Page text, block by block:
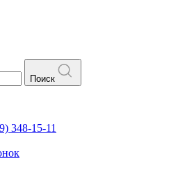
Поиск
348-15-11